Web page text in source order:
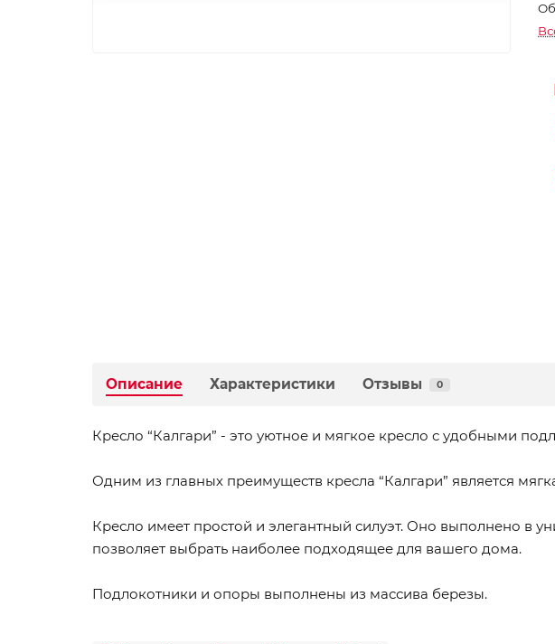
Описание Характеристики Отзывы 0
Кресло “Калгари” - это уютное и мягкое кресло с удобными
Одним из главных преимуществ кресла “Калгари” является
Кресло имеет простой и элегантный силуэт. Оно выполнено в
позволяет выбрать наиболее подходящее для вашего дома.
Подлокотники и опоры выполнены из массива березы.